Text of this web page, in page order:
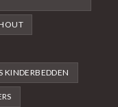
KINDERBEDDEN